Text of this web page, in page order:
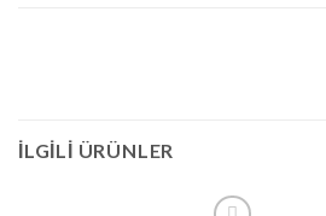
İLGILI ÜRÜNLER